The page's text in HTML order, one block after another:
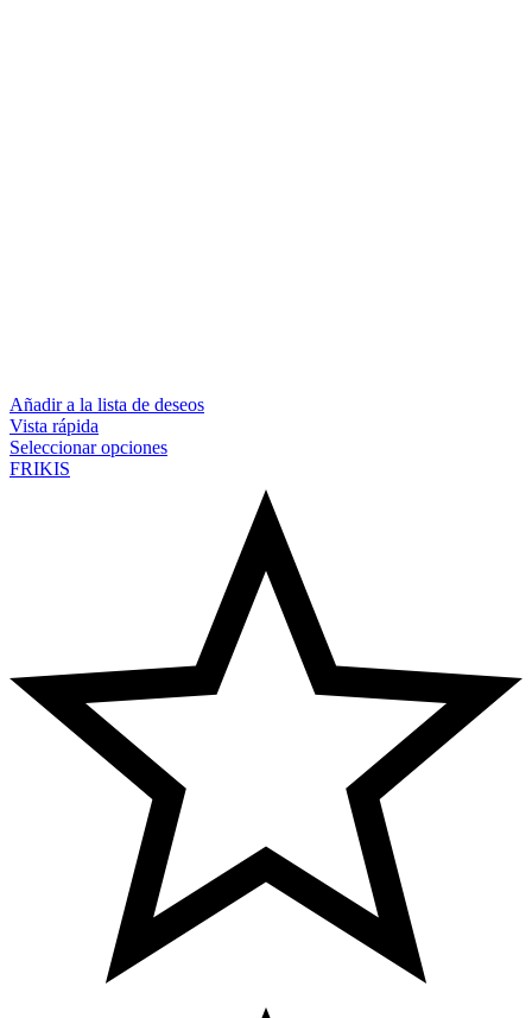
Añadir a la lista de deseos
Vista rápida
Seleccionar opciones
FRIKIS